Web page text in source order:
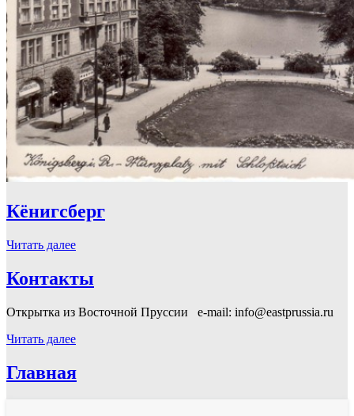
Кёнигсберг
Читать далее
Контакты
Открытка из Восточной Пруссии e-mail: info@eastprussia.ru
Читать далее
Главная